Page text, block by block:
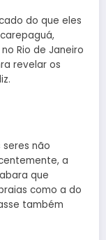
do que eles
Rio de Janeiro
revelar os
não
a
que
como a do
também